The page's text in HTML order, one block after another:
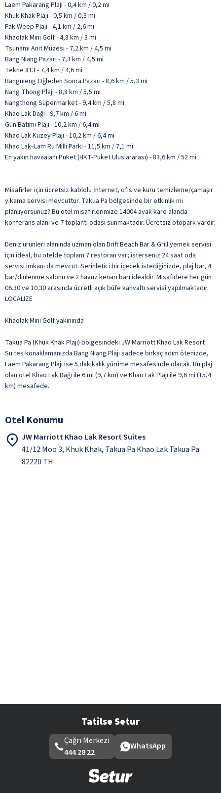
Laem Pakarang Plajı - 0,4 km / 0,2 mi
Khuk Khak Plajı - 0,5 km / 0,3 mi
Pak Weep Plajı - 4,1 km / 2,6 mi
Khaolak Mini Golf - 4,8 km / 3 mi
Tsunami Anıt Müzesi - 7,2 km / 4,5 mi
Bang Niang Pazarı - 7,3 km / 4,5 mi
Tekne 813 - 7,4 km / 4,6 mi
Bangnieng Öğleden Sonra Pazarı - 8,6 km / 5,3 mi
Nang Thong Plajı - 8,8 km / 5,5 mi
Nangthong Süpermarket - 9,4 km / 5,8 mi
Khao Lak Dağı - 9,7 km / 6 mi
Gün Batımı Plajı - 10,2 km / 6,4 mi
Khao Lak Kuzey Plajı - 10,2 km / 6,4 mi
Khao Lak–Lam Ru Milli Parkı - 11,5 km / 7,1 mi
En yakın havaalanı Puket (HKT-Puket Uluslararası) - 83,6 km / 52 mi
Misafirler için ücretsiz kablolu İnternet, ofis ve kuru temizleme/çamaşır
yıkama servisi mevcuttur. Takua Pa bölgesinde bir etkinlik mi
planlıyorsunuz? Bu otel misafirlerimize 14004 ayak kare alanda
konferans alanı ve 7 toplantı odası sunmaktadır. Ücretsiz otopark vardır.
Deniz ürünleri alanında uzman olan Drift Beach Bar & Grill yemek servisi
için ideal, bu otelde toplam 7 restoran var; isterseniz 24 saat oda
servisi imkanı da mevcut. Serinletici bir içecek istediğinizde, plaj bar, 4
bar/dinlenme salonu ve 2 havuz kenarı barı idealdir. Misafirlere her gün
06.30 ve 10.30 arasında ücretli açık büfe kahvaltı servisi yapılmaktadır.
LOCALIZE
Khaolak Mini Golf yakınında
Takua Pa (Khuk Khak Plajı) bölgesindeki JW Marriott Khao Lak Resort
Suites konaklamanızda Bang Niang Plajı sadece birkaç adım ötenizde,
Laem Pakarang Plajı ise 5 dakikalık yürüme mesafesinde olacak. Bu plaj
olan otel Khao Lak Dağı ile 6 mi (9,7 km) ve Khao Lak Plajı ile 9,6 mi (15,4
km) mesafede.
Otel Konumu
JW Marriott Khao Lak Resort Suites
41/12 Moo 3, Khuk Khak, Takua Pa Khao Lak Takua Pa
82220 TH
Tatilse Setur
Çağrı Merkezi
444 28 22
WhatsApp